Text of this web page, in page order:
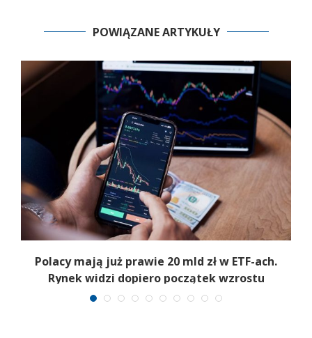
POWIĄZANE ARTYKUŁY
Polacy mają już prawie 20 mld zł w ETF-ach.
Rynek widzi dopiero początek wzrostu